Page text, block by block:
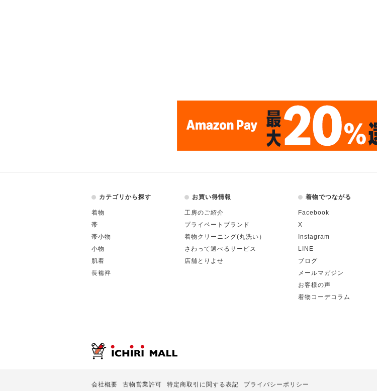
カテゴリから探す
着物
帯
帯小物
小物
肌着
長襦袢
お買い得情報
工房のご紹介
プライベートブランド
着物クリーニング(丸洗い）
さわって選べるサービス
店舗とりよせ
着物でつながる
Facebook
X
Instagram
LINE
ブログ
メールマガジン
お客様の声
着物コーデコラム
会社概要 古物営業許可 特定商取引に関する表記 プライバシーポリシー